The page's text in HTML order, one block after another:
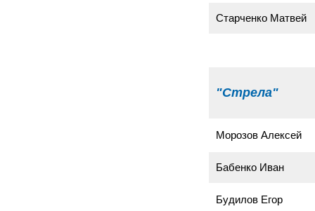
Старченко Матвей
"Стрела"
Морозов Алексей
Бабенко Иван
Будилов Егор